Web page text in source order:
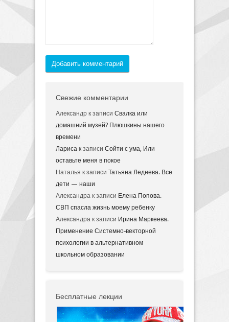
Добавить комментарий
Свежие комментарии
Александр к записи Свалка или
домашний музей? Плюшкины нашего
времени
Лариса к записи Сойти с ума, Или
оставьте меня в покое
Наталья к записи Татьяна Леднева. Все
дети — наши
Александра к записи Елена Попова.
СВП спасла жизнь моему ребенку
Александра к записи Ирина Маркеева.
Применение Системно-векторной
психологии в альтернативном
школьном образовании
Бесплатные лекции